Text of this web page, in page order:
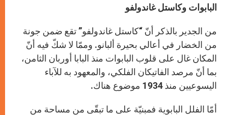
البابوات وكاستل غاندولفو
من الجدير بالذكر أنّ “كاستل غاندولفو” تقع ضمن جونة
من الخضار في أعالي بحيرة ألبانو. وممّا لا شكّ فيه أنّ
المكان غال على قلوب البابوات منذ البابا أوربان الثامن،
بما أنّ مرصد الفاتيكان الفلكي، والمعهود به للآباء
اليسوعيين منذ 1934 موضوع هناك.
أمّا الفلل البابوية فمبنيّة على ما تبقّى من مساحة من